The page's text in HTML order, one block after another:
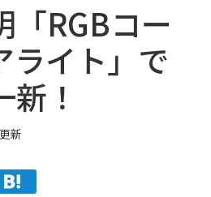
「RGBコー
ライト」で
！
新